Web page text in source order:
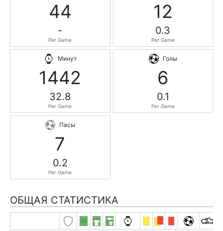
44
-
Per Game
12
0.3
Per Game
Минут
1442
32.8
Per Game
Голы
6
0.1
Per Game
Пасы
7
0.2
Per Game
ОБЩАЯ СТАТИСТИКА